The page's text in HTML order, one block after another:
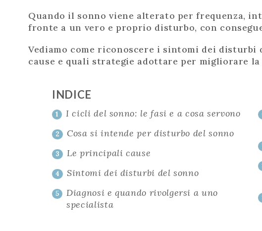
Quando il sonno viene alterato per frequenza,
fronte a un vero e proprio disturbo, con
Vediamo come riconoscere i sintomi dei disturbi
cause e quali strategie adottare per migliorare
INDICE
1 I cicli del sonno: le fasi e a cosa servono
2 Cosa si intende per disturbo del sonno
3 Le principali cause
4 Sintomi dei disturbi del sonno
5
Diagnosi e quando rivolgersi a uno
specialista